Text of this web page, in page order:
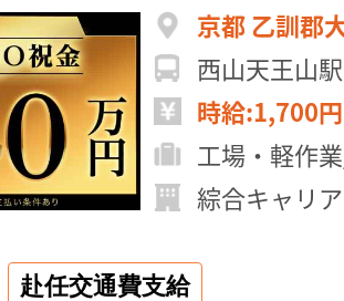
京都 乙訓郡
西山天王山
時給:1,700
工場・軽作
綜合キャリ
赴任交通費支給